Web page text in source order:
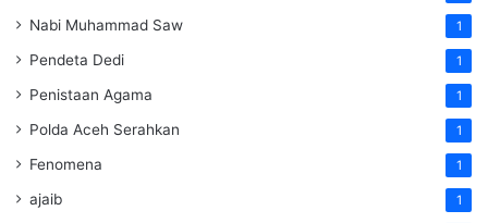
Nabi Muhammad Saw 1
Pendeta Dedi 1
Penistaan Agama 1
Polda Aceh Serahkan 1
Fenomena 1
ajaib 1